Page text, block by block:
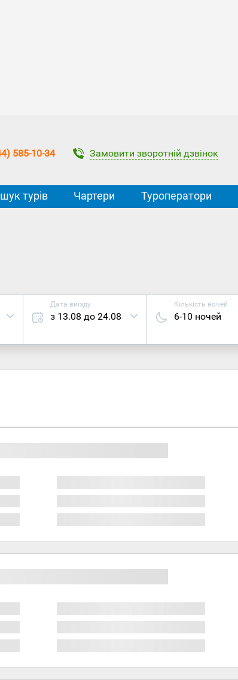
585-10-34 Замовити зворотній дзвінок
турів Чартери Туроператори
Дата виїзду
з 13.08 до 24.08
Кількість ночей
6-10 ночей